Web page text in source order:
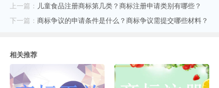
上一篇： 儿童食品注册商标第几类？商标注册申请类别有哪些？
下一篇： 商标争议的申请条件是什么？商标争议需提交哪些材料？
相关推荐